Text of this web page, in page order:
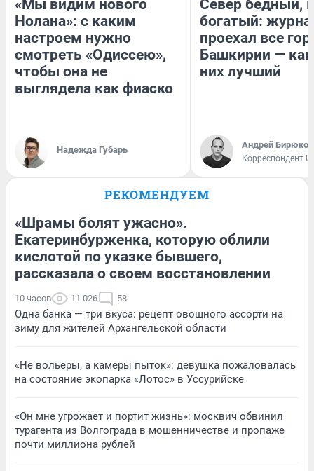
«Мы видим нового
Нолана»: с каким
настроем нужно
смотреть «Одиссею»,
чтобы она не
выглядела как фиаско
Надежда Губарь
Север бедный,
богатый:
проехал все
Башкирии —
них лучший
Андрей Бирюков
Корреспондент
РЕКОМЕНДУЕМ
«Шрамы болят ужасно».
Екатеринбурженка, которую облили
кислотой по указке бывшего,
рассказала о своем восстановлении
10 часов 11 026 58
Одна банка — три вкуса: рецепт овощного ассорти на
зиму для жителей Архангельской области
«Не вольеры, а камеры пыток»: девушка пожаловалась
на состояние экопарка «Лотос» в Уссурийске
«Он мне угрожает и портит жизнь»: москвич обвинил
турагента из Волгограда в мошенничестве и пропаже
почти миллиона рублей